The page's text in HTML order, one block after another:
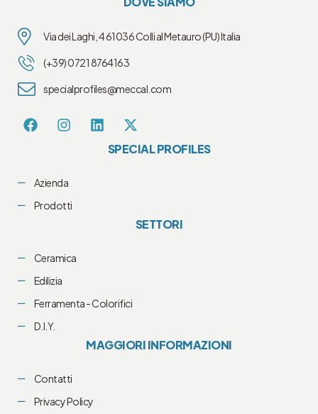
Via dei Laghi, 4 61036 Colli al Metauro (PU) Italia
(+39) 0721 8764163
specialprofiles@meccal.com
SPECIAL PROFILES
Azienda
Prodotti
SETTORI
Ceramica
Edilizia
Ferramenta - Colorifici
D.I.Y.
MAGGIORI INFORMAZIONI
Contatti
Privacy Policy